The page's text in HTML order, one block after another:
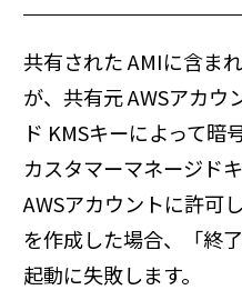
共有された AMIに含ま
が、共有元 AWSアカウ
ド KMSキーによって暗
カスタマーマネージド
AWSアカウントに許可
を作成した場合、「終
起動に失敗します。